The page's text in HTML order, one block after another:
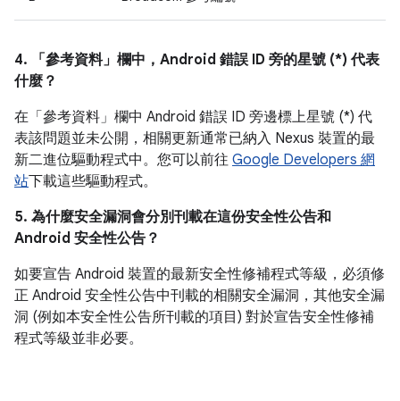
4. 「參考資料」 欄中，Android 錯誤 ID 旁的星號 (*) 代表
什麼？
在「參考資料」 欄中 Android 錯誤 ID 旁邊標上星號 (*) 代
表該問題並未公開，相關更新通常已納入 Nexus 裝置的最
新二進位驅動程式中。您可以前往 Google Developers 網
站下載這些驅動程式。
5. 為什麼安全漏洞會分別刊載在這份安全性公告和
Android 安全性公告？
如要宣告 Android 裝置的最新安全性修補程式等級，必須修
正 Android 安全性公告中刊載的相關安全漏洞，其他安全漏
洞 (例如本安全性公告所刊載的項目) 對於宣告安全性修補
程式等級並非必要。